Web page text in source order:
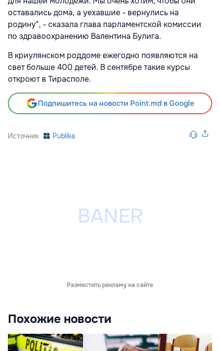
оставались дома, а уехавшие - вернулись на
родину", - сказала глава парламентской комиссии
по здравоохранению Валентина Булига.
В криулянском роддоме ежегодно появляются на
свет больше 400 детей. В сентябре такие курсы
откроют в Тирасполе.
Подпишитесь на новости Point.md в Google
Источник Publika
Разместить рекламу на сайте
Похожие новости